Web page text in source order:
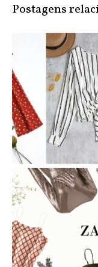
Postagens
Roupas para o Verão